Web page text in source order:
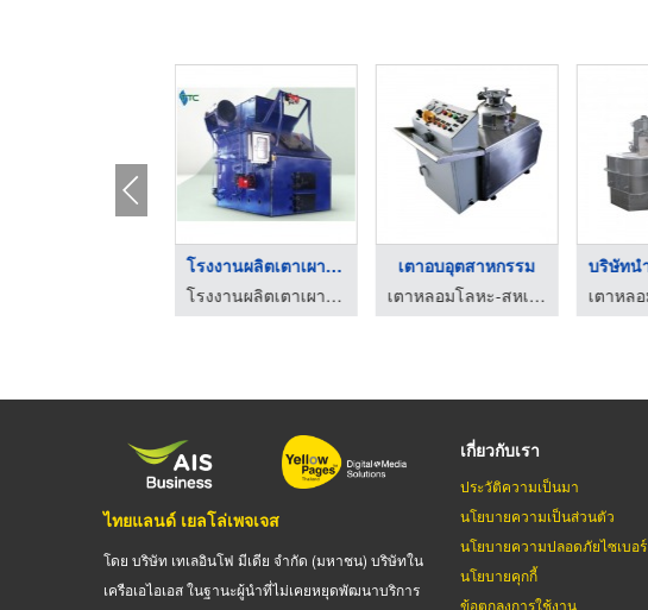
โรงงานผลิตเตาเผาขยะต ...
โรงงานผลิตเตาเผาศพ และ เตาเผาขยะติดเชื้อไร้มลพิษ ฐาติชน
เตาอบอุตสาหกรรม
เตาหลอมโลหะ-สหเศรษฐภัณฑ์ (1978)
ไทยแลนด์ เยลโล่เพจเจส
โดย บริษัท เทเลอินโฟ มีเดีย จำกัด (มหาชน) บริษัทใน
เครือเอไอเอส ในฐานะผู้นำที่ไม่เคยหยุดพัฒนาบริการ
เกี่ยวกับเรา
ประวัติความเป็นมา
นโยบายความเป็นส่วนตัว
นโยบายความปลอดภัยไซเบอร์
นโยบายคุกกี้
ข้อตกลงการใช้งาน